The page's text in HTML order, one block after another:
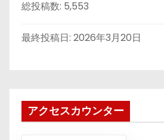
総投稿数: 5,553
最終投稿日: 2026年3月20日
アクセスカウンター